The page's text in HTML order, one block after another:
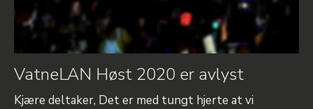
VatneLAN Høst 2020 er avlyst
Kjære deltaker, Det er med tungt hjerte at vi